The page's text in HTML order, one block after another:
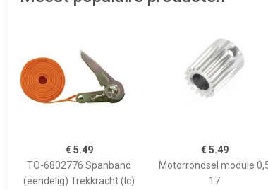
€ 5.49
TO-6802776 Spanband
(eendelig) Trekkracht (lc)
€ 5.49
Motorrondsel module
17